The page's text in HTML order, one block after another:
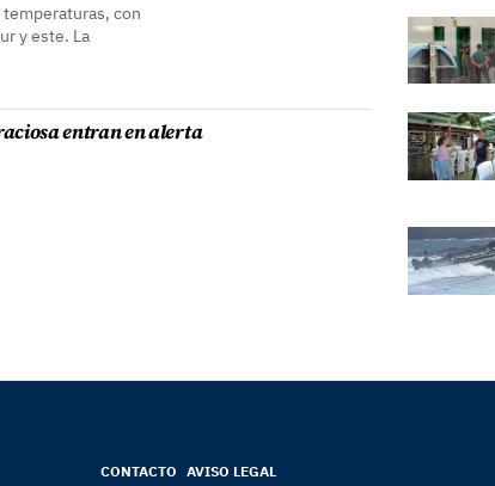
con
y este. La
entran en alerta
CONTACTO AVISO LEGAL